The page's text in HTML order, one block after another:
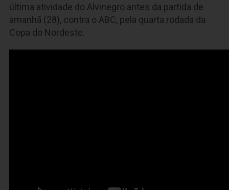
última atividade do Alvinegro antes da partida de
amanhã (28), contra o ABC, pela quarta rodada da
Copa do Nordeste.